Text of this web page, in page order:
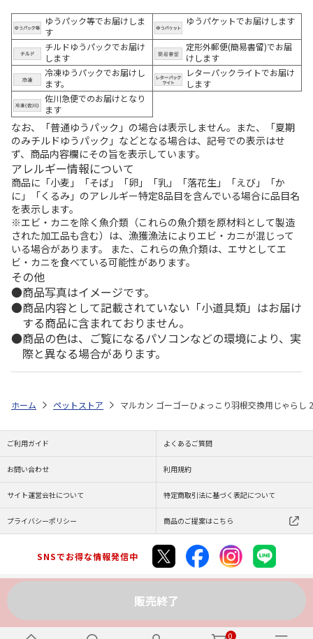
0
ゆうパック等でお届けしま
す
ゆうパケットでお届けします
チルドゆうパックでお届け
します
定形外郵便(簡易書留)でお届
けします
冷凍ゆうパックでお届けし
ます。
レターパックライトでお届け
します
佐川急便でのお届けとなり
ます
なお、「普通ゆうパック」の場合は表示しません。また、「夏期
のみチルドゆうパック」などとなる場合は、記号での表示はせ
ず、商品内容欄にその旨を表示しています。
アレルギー情報について
商品に「小麦」「そば」「卵」「乳」「落花生」「えび」「か
に」「くるみ」のアレルギー特定8品目を含んでいる場合に品目名
を表示します。
※エビ・カニを除く魚介類（これらの魚介類を原材料として製造
された加工品も含む）は、漁獲漁法によりエビ・カニが混じって
いる場合があります。 また、これらの魚介類は、エサとしてエ
ビ・カニを食べている可能性があります。
その他
商品写真はイメージです。
商品内容として記載されていない「小道具類」はお届け
する商品に含まれておりません。
商品の色は、ご覧になるパソコンなどの環境により、実
際と異なる場合があります。
販売終了
ホーム ペットストア マルカン ゴーゴーひょっこり羽根交換用じゃらし
ご利用ガイド よくあるご質問
お問い合わせ 利用規約
サイト運営会社について 特定商取引法に基づく表記について
プライバシーポリシー 商品のご提案はこちら
SNSでお得な情報発信中